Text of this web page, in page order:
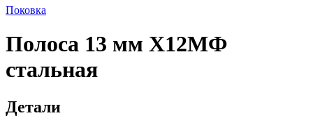
Поковка
Полоса 13 мм Х12МФ
стальная
Детали